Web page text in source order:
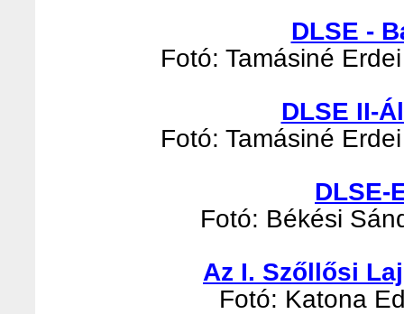
DLSE -
Fotó: Tamásiné
DLSE II-
Fotó: Tamásiné
DLSE-
Fotó: Békési
Az I. Szőllősi
Fotó: Katona